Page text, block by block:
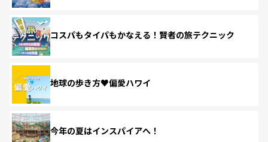
コスパもタイパもかなえる！賢者の旅テクニック
地球の歩き方♥偏愛ハワイ
今年の夏はインスパイアへ！